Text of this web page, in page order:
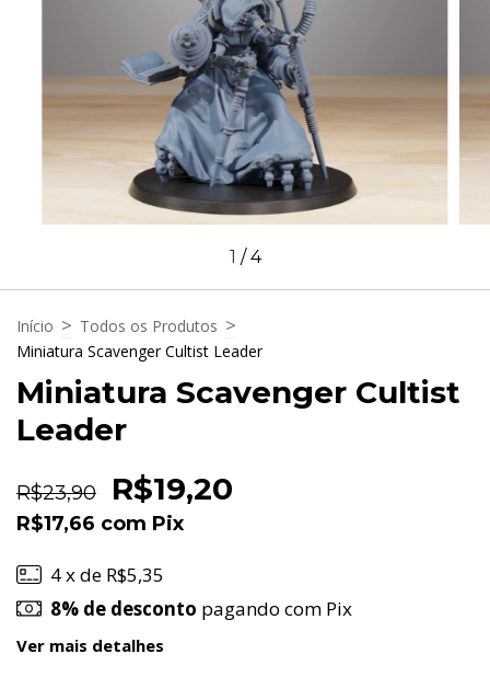
1 /4
Início > Todos os Produtos >
Miniatura Scavenger Cultist Leader
Miniatura Scavenger Cultist
Leader
R$23,90 R$19,20
R$17,66 com Pix
4x de R$5,35
8% de desconto pagando com Pix
Ver mais detalhes